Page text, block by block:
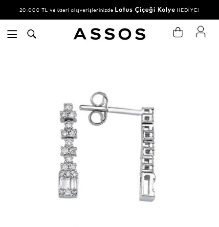
20.000 TL ve üzeri alışverişlerinizde Lotus Çiçeği Kolye HEDİYE!